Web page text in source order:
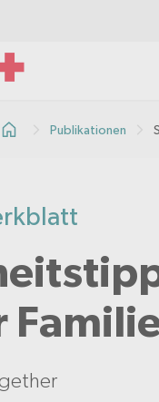
Publikationen